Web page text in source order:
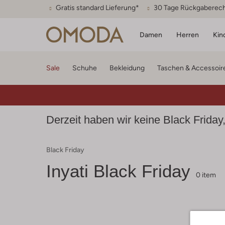
Gratis standard Lieferung* 30 Tage
Damen Herren
Sale Schuhe Bekleidung Taschen &
Derzeit haben wir keine Black
Black Friday
Inyati Black Friday 0 item